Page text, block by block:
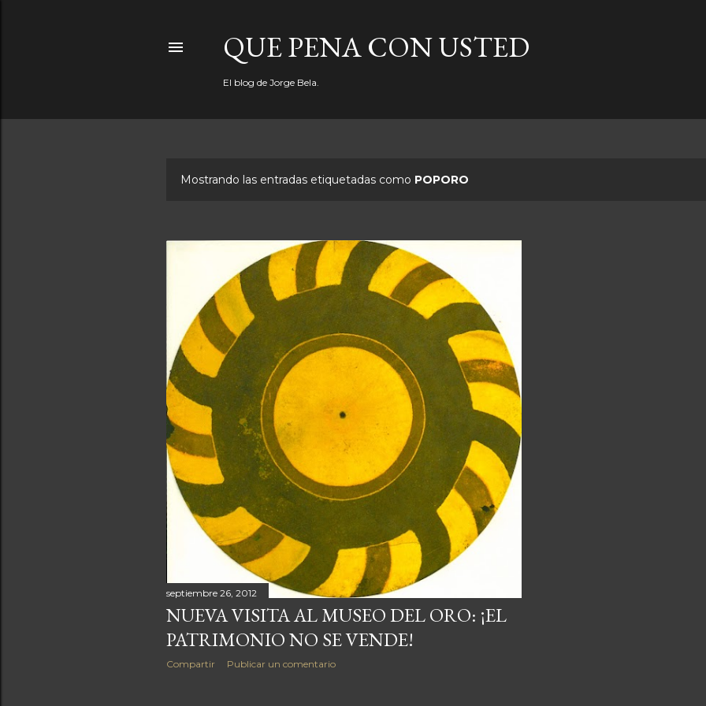
QUE PENA CON USTED
El blog de Jorge Bela.
t
d
a
s
Mostrando las entradas etiquetadas como POPORO
septiembre 26, 2012
NUEVA VISITA AL MUSEO DEL ORO: ¡EL
PATRIMONIO NO SE VENDE!
Compartir Publicar un comentario